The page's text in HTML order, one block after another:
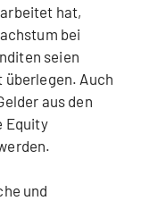
hat,
bei
seien
überlegen. Auch
aus den
Equity
und